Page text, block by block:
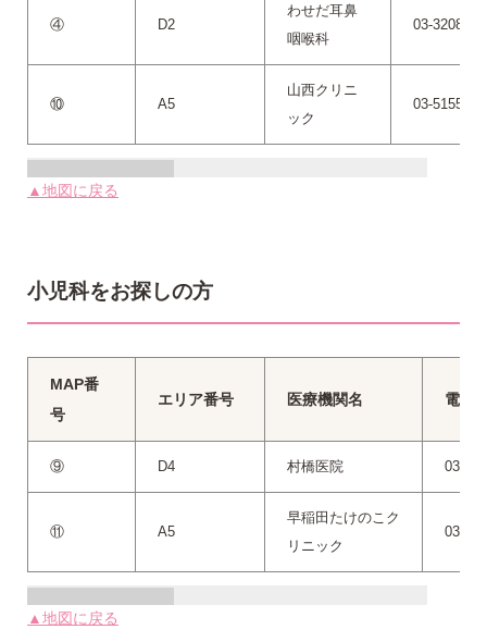
④ D2
わせだ耳鼻
咽喉科
03-3208-
⑩ A5
山西クリニ
ック
03-5155-
▲地図に戻る
小児科をお探しの方
MAP番
号
エリア番号 医療機関名 電話
⑨ D4 村橋医院 03-
⑪ A5
早稲田たけのこク
リニック
03-
▲地図に戻る